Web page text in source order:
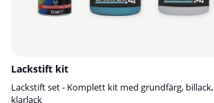
Lackstift kit
Lackstift set - Komplett kit med grundfärg, billack,
klarlack